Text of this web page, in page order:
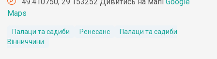
Maps
Палаци та садиби Ренесанс
Палаци та садиби
Вінниччини